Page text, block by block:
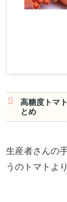
高糖度トマ
とめ
生産者さんの
うのトマトよ